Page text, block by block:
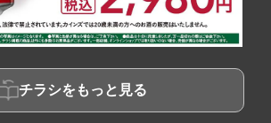
チラシをもっと見る